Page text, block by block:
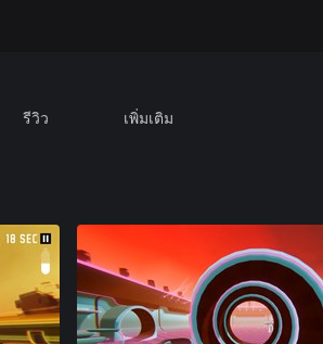
รีวิว เพิ่มเติม